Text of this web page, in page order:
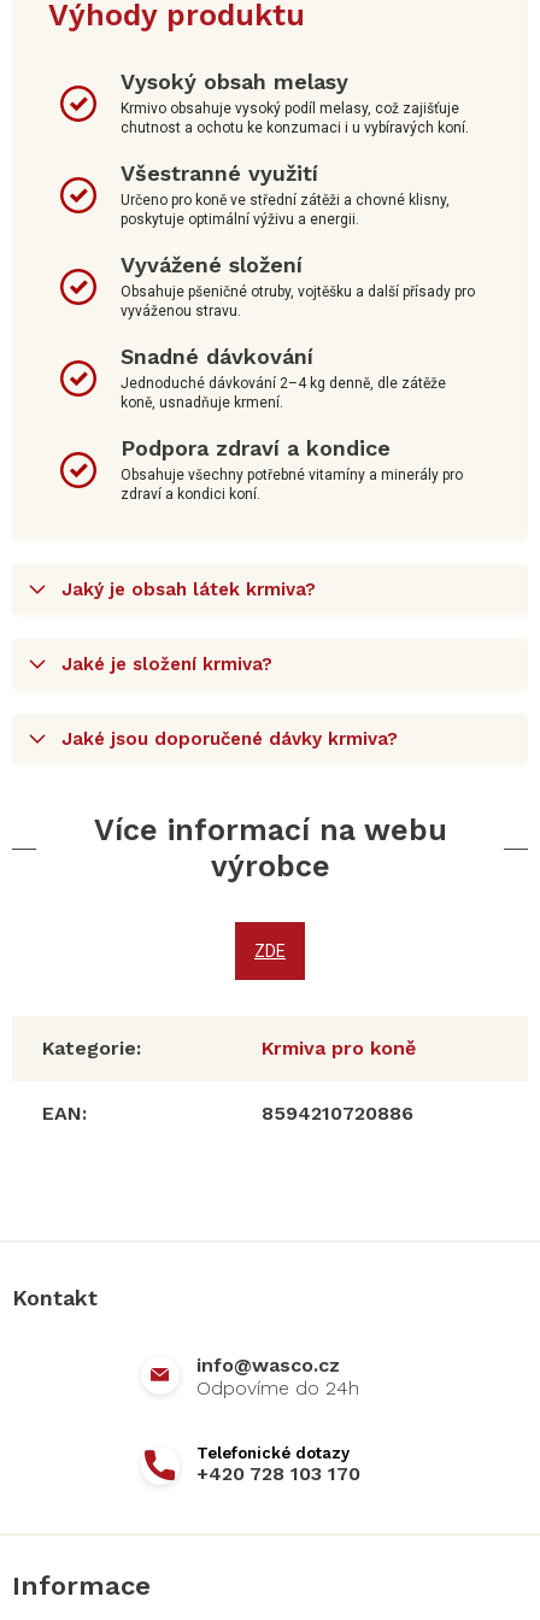
Výhody produktu
Vysoký obsah melasy
Krmivo obsahuje vysoký podíl melasy, což zajišťuje
chutnost a ochotu ke konzumaci i u vybíravých koní.
Všestranné využití
Určeno pro koně ve střední zátěži a chovné klisny,
poskytuje optimální výživu a energii.
Vyvážené složení
Obsahuje pšeničné otruby, vojtěšku a další přísady pro
vyváženou stravu.
Snadné dávkování
Jednoduché dávkování 2–4 kg denně, dle zátěže
koně, usnadňuje krmení.
Podpora zdraví a kondice
Obsahuje všechny potřebné vitamíny a minerály pro
zdraví a kondici koní.
Jaký je obsah látek krmiva?
Jaké je složení krmiva?
Jaké jsou doporučené dávky krmiva?
Více informací na webu
výrobce
ZDE
Kategorie: Krmiva pro koně
EAN: 8594210720886
Kontakt
info@wasco.cz
+420 728 103 170
Informace